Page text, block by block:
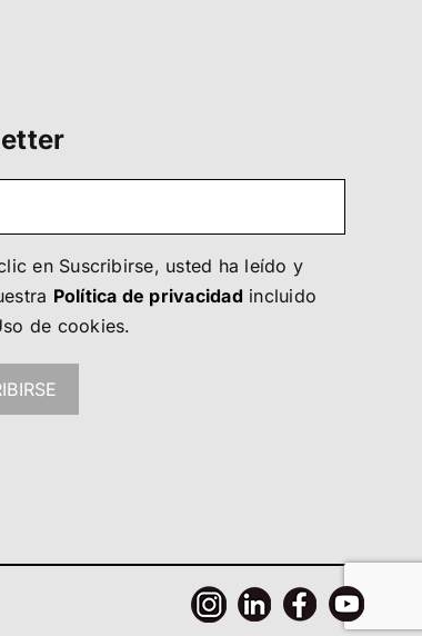
en Suscribirse, usted ha leído y
Política de privacidad incluido
de cookies.
Únete a nosotros!